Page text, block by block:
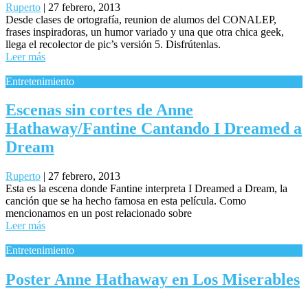
Ruperto | 27 febrero, 2013
Desde clases de ortografía, reunion de alumos del CONALEP,
frases inspiradoras, un humor variado y una que otra chica geek,
llega el recolector de pic’s versión 5. Disfrútenlas.
Leer más
Entretenimiento
Escenas sin cortes de Anne
Hathaway/Fantine Cantando I Dreamed a
Dream
Ruperto | 27 febrero, 2013
Esta es la escena donde Fantine interpreta I Dreamed a Dream, la
canción que se ha hecho famosa en esta película. Como
mencionamos en un post relacionado sobre
Leer más
Entretenimiento
Poster Anne Hathaway en Los Miserables